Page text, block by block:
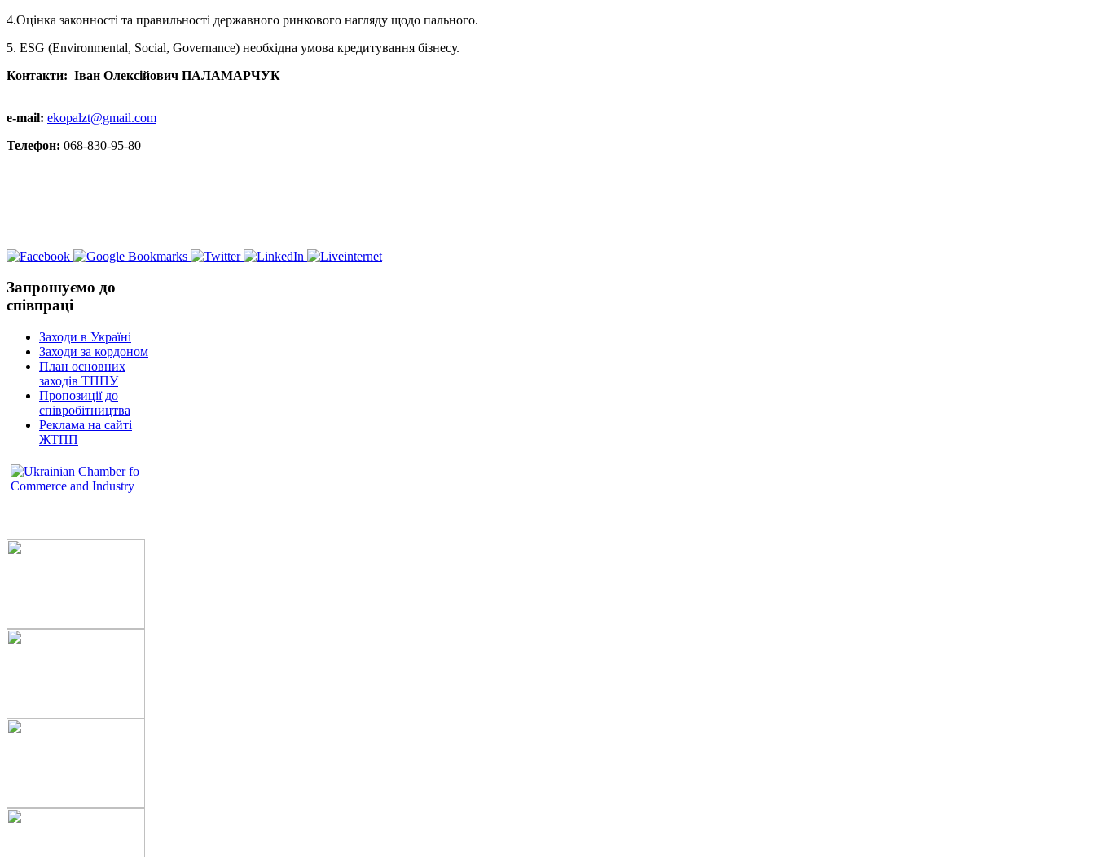
4.Оцінка законності та правильності державного ринкового нагляду щодо пального.
5. ESG (Environmental, Social, Governance) необхідна умова кредитування бізнесу.
Контакти: Іван Олексійович ПАЛАМАРЧУК
e-mail: ekopalzt@gmail.com
Телефон: 068-830-95-80
Запрошуємо до
співпраці
Заходи в Україні
Заходи за кордоном
План основних
заходів ТППУ
Пропозиції до
співробітництва
Реклама на сайті
ЖТПП